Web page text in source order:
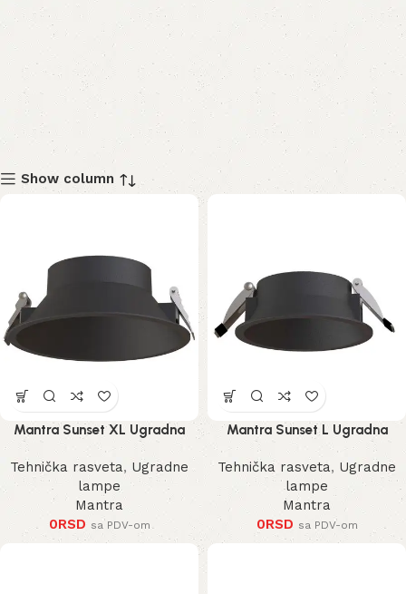
Show column
Mantra Sunset XL Ugradna
Lampa
Tehnička rasveta, Ugradne
lampe
Mantra
0RSD sa PDV-om
Mantra Sunset L Ugradna
Lampa
Tehnička rasveta, Ugradne
lampe
Mantra
0RSD sa PDV-om